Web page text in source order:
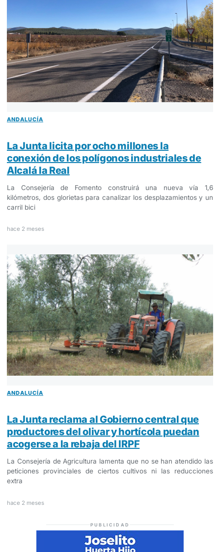
ANDALUCÍA
La Junta licita por ocho millones la
conexión de los polígonos industriales de
Alcalá la Real
La Consejería de Fomento construirá una nueva vía 1,6
kilómetros, dos glorietas para canalizar los desplazamientos y un
carril bici
hace 2 meses
ANDALUCÍA
La Junta reclama al Gobierno central que
productores del olivar y hortícola puedan
acogerse a la rebaja del IRPF
La Consejería de Agricultura lamenta que no se han atendido las
peticiones provinciales de ciertos cultivos ni las reducciones
extra
hace 2 meses
PUBLICIDAD